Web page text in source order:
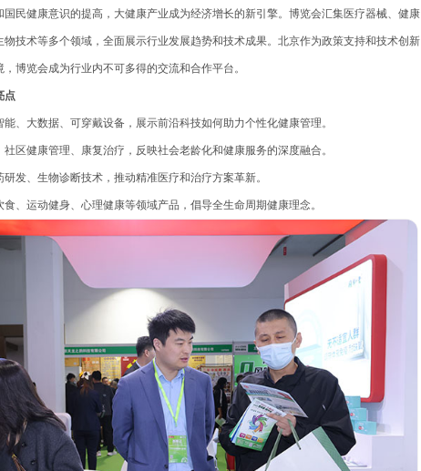
民健康意识的提高，大健康产业成为经济增长的新引擎。博览会汇集医疗器械、健康
技术等多个领域，全面展示行业发展趋势和技术成果。北京作为政策支持和技术创新
博览会成为行业内不可多得的交流和合作平台。
点
能、大数据、可穿戴设备，展示前沿科技如何助力个性化健康管理。
区健康管理、康复治疗，反映社会老龄化和健康服务的深度融合。
发、生物诊断技术，推动精准医疗和治疗方案革新。
食、运动健身、心理健康等领域产品，倡导全生命周期健康理念。